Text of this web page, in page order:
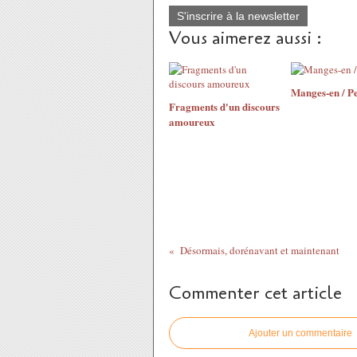
S'inscrire à la newsletter
Vous aimerez aussi :
Fragments d'un discours
amoureux
Manges-en /
Désormais, dorénavant et maintenant
Commenter cet article
Ajouter un commentaire